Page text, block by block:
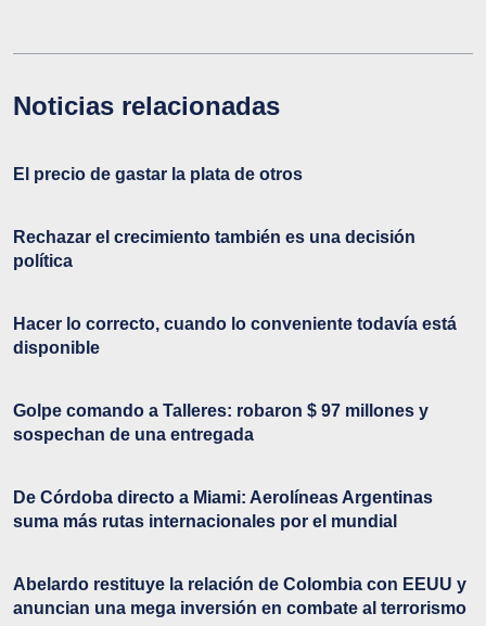
Noticias relacionadas
El precio de gastar la plata de otros
Rechazar el crecimiento también es una decisión
política
Hacer lo correcto, cuando lo conveniente todavía está
disponible
Golpe comando a Talleres: robaron $ 97 millones y
sospechan de una entregada
De Córdoba directo a Miami: Aerolíneas Argentinas
suma más rutas internacionales por el mundial
Abelardo restituye la relación de Colombia con EEUU y
anuncian una mega inversión en combate al terrorismo